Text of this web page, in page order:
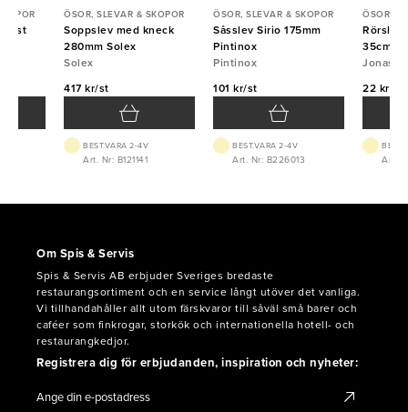
ÖSOR, SLEVAR & SKOPOR
Soppslev med kneck
280mm Solex
Solex
417 kr/st
BEST.VARA 2-4V
Art. Nr: B121141
ÖSOR, SLEVAR & SKOPOR
Såsslev Sirio 175mm
Pintinox
Pintinox
101 kr/st
BEST.VARA 2-4V
Art. Nr: B226013
ÖSOR,
Rörslev
35cm
Jonas
22 kr/st
Art.
Om Spis & Servis
Spis & Servis AB erbjuder Sveriges bredaste
restaurangsortiment och en service långt utöver det vanliga.
Vi tillhandahåller allt utom färskvaror till såväl små barer och
caféer som finkrogar, storkök och internationella hotell- och
restaurangkedjor.
Registrera dig för erbjudanden, inspiration och nyheter: